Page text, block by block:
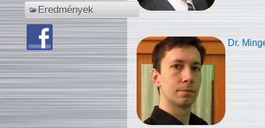
Eredmények
Dr.